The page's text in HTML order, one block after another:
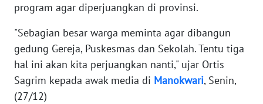
program agar diperjuangkan di provinsi.
"Sebagian besar warga meminta agar dibangun
gedung Gereja, Puskesmas dan Sekolah. Tentu tiga
hal ini akan kita perjuangkan nanti," ujar Ortis
Sagrim kepada awak media di Manokwari, Senin,
(27/12)
NTT
WN
KEPRI